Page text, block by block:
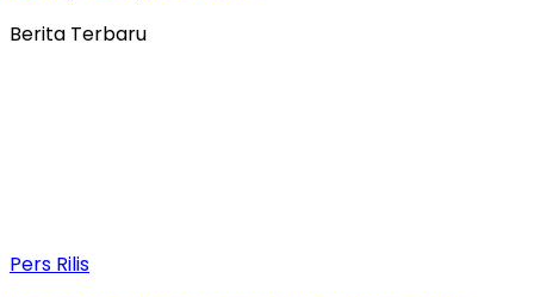
Berita Terbaru
Pers Rilis